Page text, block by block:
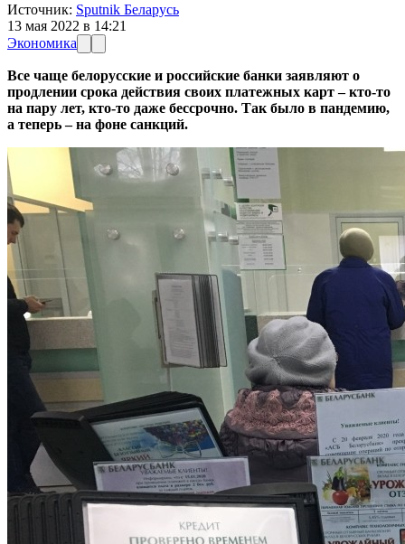
Источник: Sputnik Беларусь
13 мая 2022 в 14:21
Экономика
Все чаще белорусские и российские банки заявляют о
продлении срока действия своих платежных карт – кто-то
на пару лет, кто-то даже бессрочно. Так было в пандемию,
а теперь – на фоне санкций.